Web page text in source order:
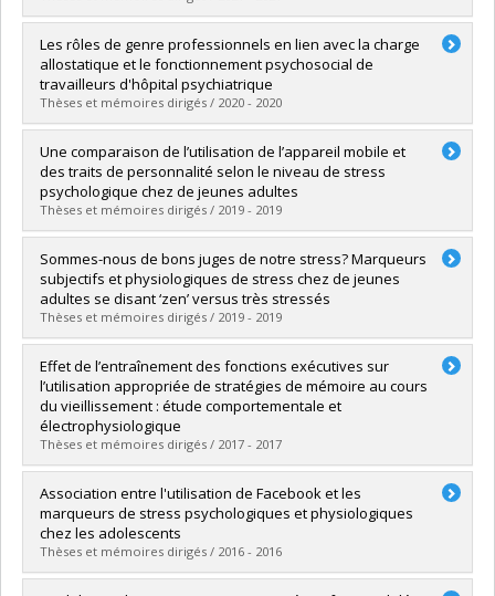
Diplômé(e) :Raymond, Catherine
Cycle :Doctorat
Diplôme obtenu :Ph. D.
Lien vers le document dans Papyrus
Les rôles de genre professionnels en lien avec la charge
allostatique et le fonctionnement psychosocial de
travailleurs d'hôpital psychiatrique
Thèses et mémoires dirigés / 2020 - 2020
Diplômé(e) :Beauchamp-Kerr, Philippe
Cycle :Maîtrise
Diplôme obtenu :M. Sc.
Lien vers le document dans Papyrus
Une comparaison de l’utilisation de l’appareil mobile et
des traits de personnalité selon le niveau de stress
psychologique chez de jeunes adultes
Thèses et mémoires dirigés / 2019 - 2019
Diplômé(e) :Majeur, Danie
Cycle :Maîtrise
Diplôme obtenu :M. Sc.
Lien vers le document dans Papyrus
Sommes-nous de bons juges de notre stress? Marqueurs
subjectifs et physiologiques de stress chez de jeunes
adultes se disant ‘zen’ versus très stressés
Thèses et mémoires dirigés / 2019 - 2019
Diplômé(e) :Leclaire, Sarah
Cycle :Maîtrise
Diplôme obtenu :M. Sc.
Lien vers le document dans Papyrus
Effet de l’entraînement des fonctions exécutives sur
l’utilisation appropriée de stratégies de mémoire au cours
du vieillissement : étude comportementale et
électrophysiologique
Thèses et mémoires dirigés / 2017 - 2017
Diplômé(e) :Burger, Lucile
Cycle :Doctorat
Diplôme obtenu :Ph. D.
Lien vers le document dans Papyrus
Association entre l'utilisation de Facebook et les
marqueurs de stress psychologiques et physiologiques
chez les adolescents
Thèses et mémoires dirigés / 2016 - 2016